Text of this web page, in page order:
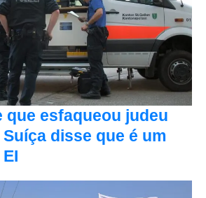
que esfaqueou judeu
disse que é um